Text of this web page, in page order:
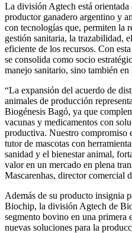
La división Agtech está
productor ganadero argentino y
con tecnologías que, permiten la
gestión sanitaria, la trazabilidad,
eficiente de los recursos. Con
se consolida como socio
manejo sanitario, sino también
“La expansión del acuerdo de
animales de producción
Biogénesis Bagó, ya que
vacunas y medicamentos con
productiva. Nuestro compromiso
tutor de mascotas con
sanidad y el bienestar animal,
valor en un mercado en plena
Mascarenhas, director comercial
Además de su producto insignia
Biochip, la división Agtech de
segmento bovino en una primera
nuevas soluciones para la